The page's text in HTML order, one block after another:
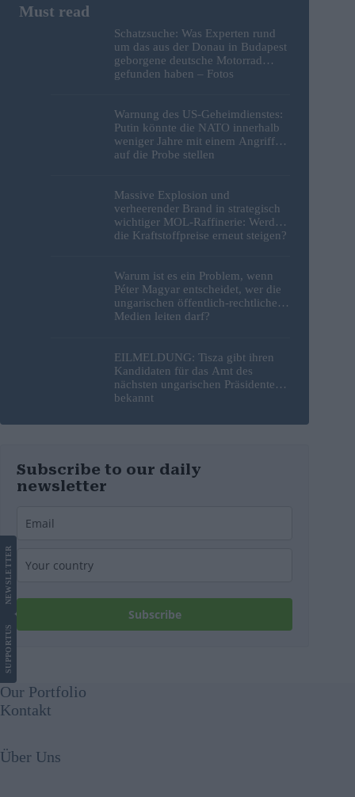
Schatzsuche: Was Experten rund
um das aus der Donau in Budapest
geborgene deutsche Motorrad
gefunden haben – Fotos
Warnung des US-Geheimdienstes:
Putin könnte die NATO innerhalb
weniger Jahre mit einem Angriff
auf die Probe stellen
Massive Explosion und
verheerender Brand in strategisch
wichtiger MOL-Raffinerie: Werden
die Kraftstoffpreise erneut steigen?
Warum ist es ein Problem, wenn
Péter Magyar entscheidet, wer die
ungarischen öffentlich-rechtlichen
Medien leiten darf?
EILMELDUNG: Tisza gibt ihren
Kandidaten für das Amt des
nächsten ungarischen Präsidenten
bekannt
Subscribe to our daily
newsletter
Subscribe
SUPPORT
US
NEWS
LETTER
Our Portfolio
Kontakt
Über Uns